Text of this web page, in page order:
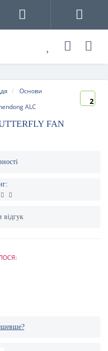
Основи
2
FAN
відгук